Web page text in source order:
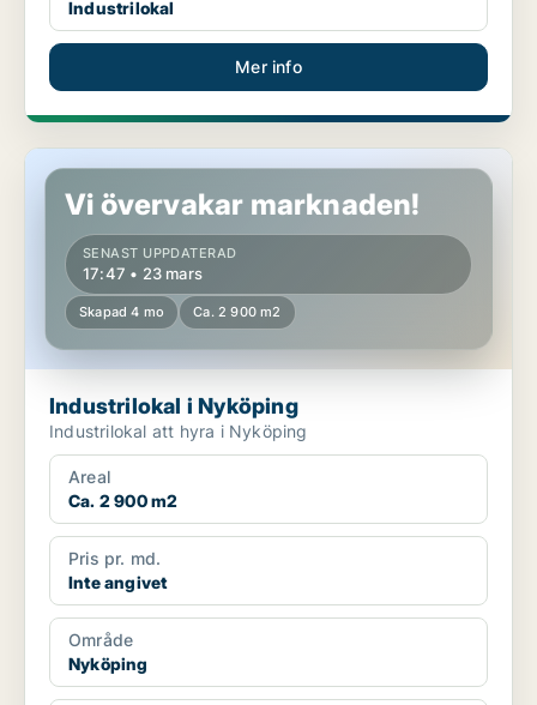
Industrilokal
Mer info
Industrilokal i Nyköping
Vi övervakar marknaden!
SENAST UPPDATERAD
17:47 • 23 mars
Skapad 4 mo Ca. 2 900 m2
Industrilokal i Nyköping
Industrilokal att hyra i Nyköping
Areal
Ca. 2 900 m2
Pris pr. md.
Inte angivet
Område
Nyköping